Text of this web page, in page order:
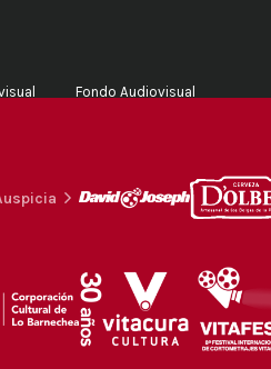
Fondo Audiovisual